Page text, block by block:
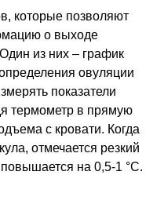
которые позволяют
о выходе
из них – график
овуляции
показатели
термометр в прямую
с кровати. Когда
отмечается резкий
на 0,5-1 °C.